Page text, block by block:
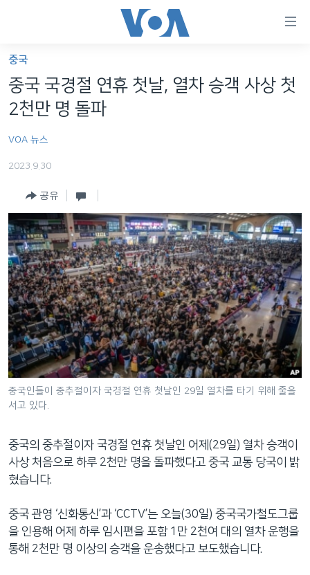
가
능
링
인
로
이
동
메
인
네
비
게
이
션
으
이
검
으
로
이
세계
라디오
프로그램
주파수 안내
언어 선택
중국
중국 국경절 연휴 첫날, 열차 승객 사상 첫
2천만 명 돌파
VOA 뉴스
2023.9.30
공유
중국인들이 중추절이자 국경절 연휴 첫날인 29일 열차를 타기 위해 줄을
서고 있다.
중국의 중추절이자 국경절 연휴 첫날인 어제(29일) 열차 승객이
사상 처음으로 하루 2천만 명을 돌파했다고 중국 교통 당국이 밝
혔습니다.
중국 관영 ‘신화통신’과 ‘CCTV’는 오늘(30일) 중국국가철도그룹
을 인용해 어제 하루 임시편을 포함 1만 2천여 대의 열차 운행을
통해 2천만 명 이상의 승객을 운송했다고 보도했습니다.